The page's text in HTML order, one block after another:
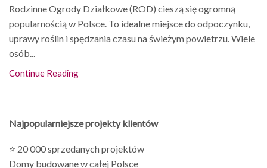
Rodzinne Ogrody Działkowe (ROD) cieszą się ogromną
popularnością w Polsce. To idealne miejsce do odpoczynku,
uprawy roślin i spędzania czasu na świeżym powietrzu. Wiele
osób...
Continue Reading
Najpopularniejsze projekty klientów
⭐ 20 000 sprzedanych projektów
Domy budowane w całej Polsce